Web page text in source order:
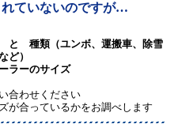
ていないのですが…
と 種類（ユンボ、運搬車、除雪
ど）
ラーのサイズ
わせください
が合っているかをお調べします